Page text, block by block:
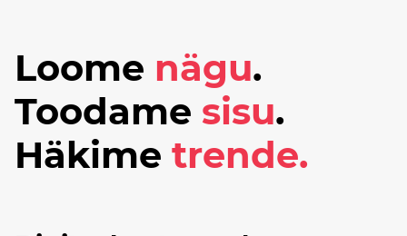
Loome nägu.
Toodame sisu.
Häkime trende.